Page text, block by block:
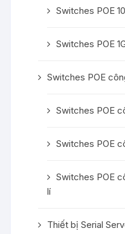
Switches POE
Switches POE
Switches POE
Switches POE
Switches POE
Switches POE
lí
Thiết bị Serial